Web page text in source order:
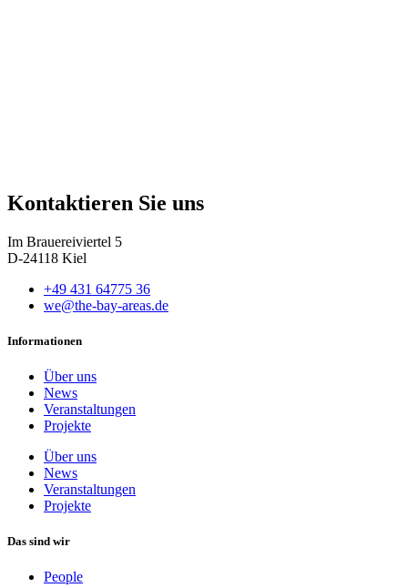
Kontaktieren Sie uns
Im Brauereiviertel 5
D-24118 Kiel
+49 431 64775 36
we@the-bay-areas.de
Informationen
Über uns
News
Veranstaltungen
Projekte
Über uns
News
Veranstaltungen
Projekte
Das sind wir
People